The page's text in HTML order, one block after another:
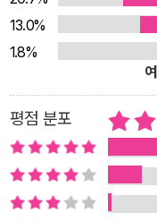
드 키워드 ● Don’t Waste a Single Second: Time-Efficient
Society 분초사회 1분 1
은 돈보다 중요한 자원
졌다. 단지 바빠서가 아
면서 요즘 사람들은 볼
위로 움직이는 현대 플
리는 가속의 시대로 빠르게 나아가
romptus’ 호모 프롬프
13.0%
1.8%
평점 분포